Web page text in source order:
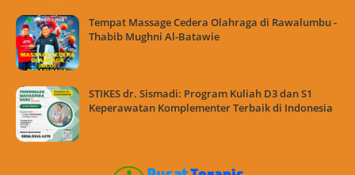
Tempat Massage Cedera Olahraga di Rawalumbu -
Thabib Mughni Al-Batawie
STIKES dr. Sismadi: Program Kuliah D3 dan S1
Keperawatan Komplementer Terbaik di Indonesia